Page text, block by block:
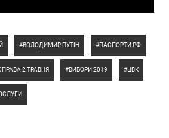
ВОЛОДИМИР ПУТІН ПАСПОРТИ РФ
2 ТРАВНЯ ВИБОРИ 2019 ЦВК